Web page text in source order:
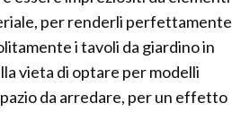
per renderli perfettamente
i tavoli da giardino in
vieta di optare per modelli
da arredare, per un effetto